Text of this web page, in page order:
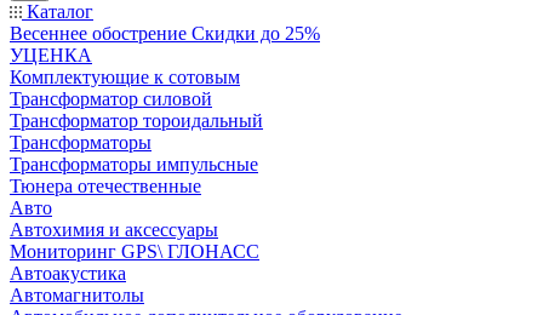
Каталог
Весеннее обострение Скидки до 25%
УЦЕНКА
Комплектующие к сотовым
Трансформатор силовой
Трансформатор тороидальный
Трансформаторы
Трансформаторы импульсные
Тюнера отечественные
Авто
Автохимия и аксессуары
Мониторинг GPS\ ГЛОНАСС
Автоакустика
Автомагнитолы